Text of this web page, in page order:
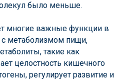
было меньше.
многие важные функции в
с метаболизмом пищи,
такие как
целостность кишечного
регулирует развитие и